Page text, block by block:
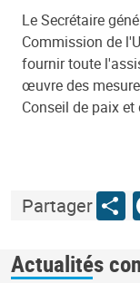
Le Secrétaire
Commission de
fournir toute
œuvre des
Conseil de paix et
Partager
Actualités